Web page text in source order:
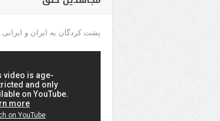
پشت کردگان به ایران و ایرانی.